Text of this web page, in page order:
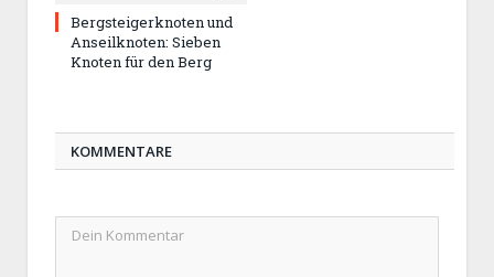
Bergsteigerknoten und
Anseilknoten: Sieben
Knoten für den Berg
KOMMENTARE